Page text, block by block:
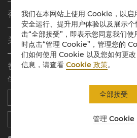
查找预订
会议与宴会
餐厅与酒吧
香格里拉会
会员计划概述
加入香格里拉会
我的账户
常见问题
联络我们
关于香格里拉集团
关于我们
我们的酒店品牌
香格里拉中心
联系方式
投资咨询
职业发展
企业社会责任
香格里拉会应用程序
住宿、餐饮、购物 随想随享
我们在本网站上使用 Cookie，以启
安全运行、提升用户体验以及展示
击“全部接受”，即表示您同意我们
时点击“管理 Cookie”，管理您的
们如何使用 Cookie 以及您如何更
信息，请查看Cookie 政策。
管理 Cookie
全部接受